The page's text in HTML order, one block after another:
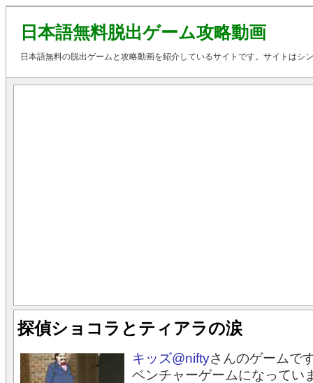
日本語無料脱出ゲーム攻略動画
日本語無料の脱出ゲームと攻略動画を紹介しているサイトです。サイトは
探偵ショコラとティアラの涙
キッズ@niftyさんのゲームで
ベンチャーゲームになってい